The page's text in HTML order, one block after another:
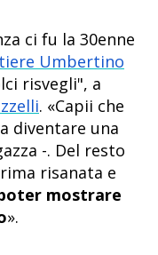
ci fu la 30enne
Umbertino
risvegli", a
. «Capii che
diventare una
-. Del resto
risanata e
mostrare
».